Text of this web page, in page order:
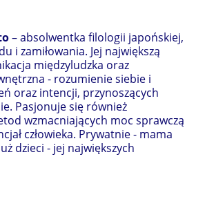
– absolwentka filologii japońskiej,
i zamiłowania. Jej największą
międzyludzka oraz
- rozumienie siebie i
oraz intencji, przynoszących
Pasjonuje się również
wzmacniających moc sprawczą
człowieka. Prywatnie - mama
dzieci - jej największych